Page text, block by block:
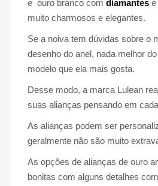
e ouro branco com diamantes e
muito charmosos e elegantes.
Se a noiva tem dúvidas sobre o
desenho do anel, nada melhor
modelo que ela mais gosta.
Desse modo, a marca Lulean
suas alianças pensando em
As alianças podem ser
geralmente não são muito
As opções de alianças de ouro
bonitas com alguns detalhes